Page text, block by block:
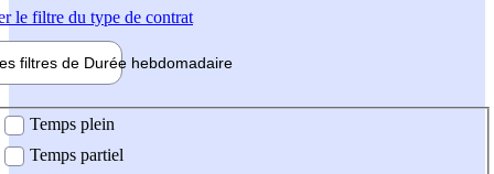
le filtre du type de contrat
filtres de Durée hebdomadaire
Temps plein
Temps partiel